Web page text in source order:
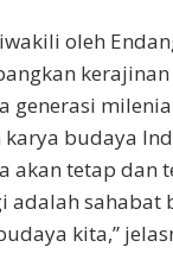
oleh
generasi
budaya
akan tetap dan
adalah
kita,”